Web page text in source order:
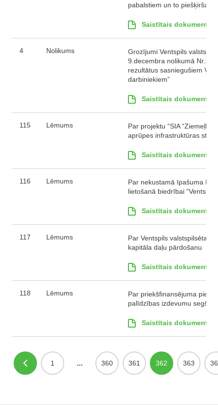
pabalstiem un to
Saistītais dokuments
4 Nolikums
Grozījumi Ventspils
9.decembra nolikumā Nr.11
rezultātus sasniegušiem
darbiniekiem”
Saistītais dokuments
115 Lēmums
Par projektu “SIA
aprūpes infrastruktūras
Saistītais dokuments
116 Lēmums
Par nekustamā īpašuma
lietošanā biedrībai
Saistītais dokuments
117 Lēmums
Par Ventspils valstspilsētas
kapitāla daļu pārdošanu
Saistītais dokuments
118 Lēmums
Par priekšfinansējuma
palīdzības izdevumu
Saistītais dokuments
1 ... 360 361 362 363